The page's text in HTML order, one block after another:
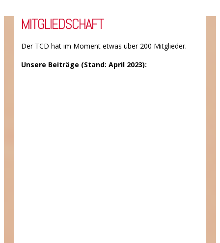
MITGLIEDSCHAFT
Der TCD hat im Moment etwas über 200 Mitglieder.
Unsere Beiträge (Stand: April 2023):